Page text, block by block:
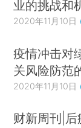
业的挑战和
2020年11月10日
疫情冲击对
关风险防范
2020年11月10日
财新周刊|